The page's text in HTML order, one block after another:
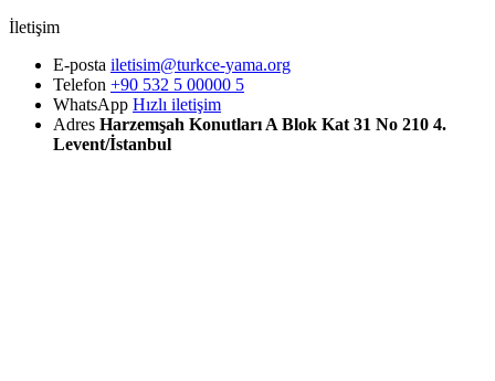
İletişim
E-posta iletisim@turkce-yama.org
Telefon +90 532 5 00000 5
WhatsApp Hızlı iletişim
Adres Harzemşah Konutları A Blok Kat 31 No 210 4.
Levent/İstanbul